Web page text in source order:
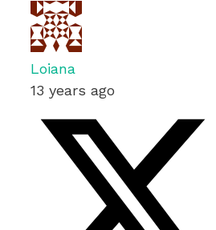
Loiana
13 years ago